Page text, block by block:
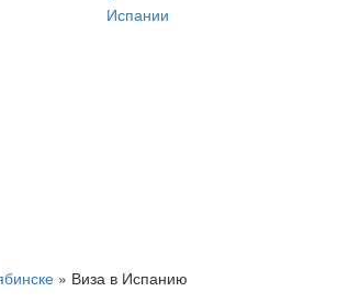
Испании
» Виза в Испанию